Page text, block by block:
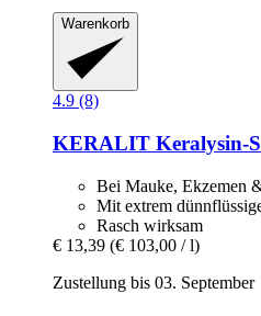
Warenkorb
4.9 (8)
KERALIT Keralysin-​
Bei Mauke, Ekzemen
Mit extrem
Rasch wirksam
€ 13,39 (€ 103,00 / l)
Zustellung bis 03. September